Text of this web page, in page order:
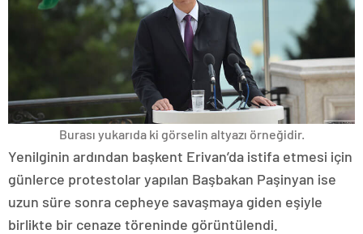
Burası yukarıda ki görselin altyazı örneğidir.
Yenilginin ardından başkent Erivan’da istifa etmesi için
günlerce protestolar yapılan Başbakan Paşinyan ise
uzun süre sonra cepheye savaşmaya giden eşiyle
birlikte bir cenaze töreninde görüntülendi.